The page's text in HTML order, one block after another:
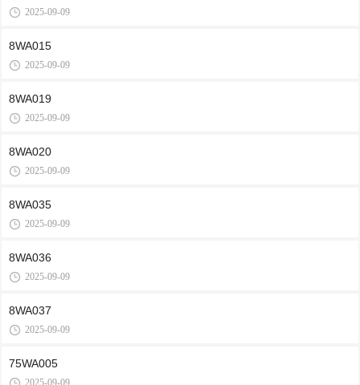
2025-09-09
8WA015
2025-09-09
8WA019
2025-09-09
8WA020
2025-09-09
8WA035
2025-09-09
8WA036
2025-09-09
8WA037
2025-09-09
75WA005
2025-09-09